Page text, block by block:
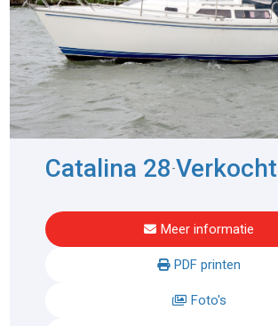
Catalina 28-Verkocht
Meer informatie
PDF printen
Foto's